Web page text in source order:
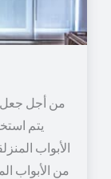
من أجل جعل
يتم
الأبواب
من الأبواب